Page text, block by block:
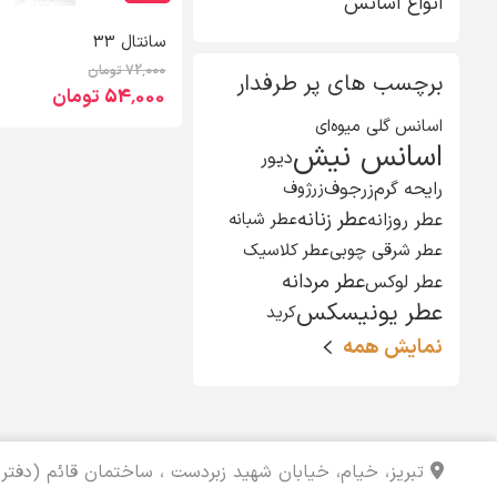
برچسب های پر طرفدار
اسانس گلی میوه‌ای
اسانس نیشدیور
رایحه گرمزرجوفزرژوف
عطر روزانهعطر زنانهعطر شبانه
عطر شرقی چوبیعطر کلاسیک
عطر لوکسعطر مردانه
عطر یونیسکسکرید
نمایش همه
سانتال 33
72٬000 تومان
54٬000 تومان
تبریز، خیام، خیابان شهید زبردست ، ساختمان قائم